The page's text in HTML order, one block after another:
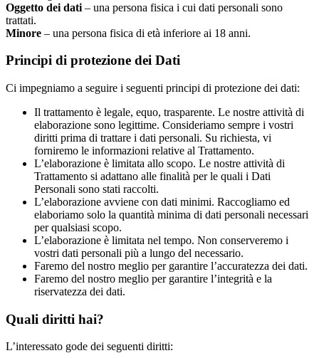
Oggetto dei dati – una persona fisica i cui dati personali sono
trattati.
Minore – una persona fisica di età inferiore ai 18 anni.
Principi di protezione dei Dati
Ci impegniamo a seguire i seguenti principi di protezione dei dati:
Il trattamento è legale, equo, trasparente. Le nostre attività di
elaborazione sono legittime. Consideriamo sempre i vostri
diritti prima di trattare i dati personali. Su richiesta, vi
forniremo le informazioni relative al Trattamento.
L’elaborazione è limitata allo scopo. Le nostre attività di
Trattamento si adattano alle finalità per le quali i Dati
Personali sono stati raccolti.
L’elaborazione avviene con dati minimi. Raccogliamo ed
elaboriamo solo la quantità minima di dati personali necessari
per qualsiasi scopo.
L’elaborazione è limitata nel tempo. Non conserveremo i
vostri dati personali più a lungo del necessario.
Faremo del nostro meglio per garantire l’accuratezza dei dati.
Faremo del nostro meglio per garantire l’integrità e la
riservatezza dei dati.
Quali diritti hai?
L’interessato gode dei seguenti diritti: